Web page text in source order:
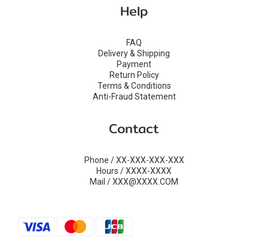
Help
FAQ
Delivery & Shipping
Payment
Return Policy
Terms & Conditions
Anti-Fraud Statement
Contact
Phone / XX-XXX-XXX-XXX
Hours / XXXX-XXXX
Mail / XXX@XXXX.COM